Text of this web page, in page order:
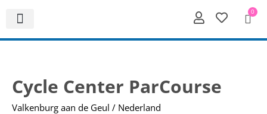
0
Cycle Center ParCourse
Valkenburg aan de Geul / Nederland